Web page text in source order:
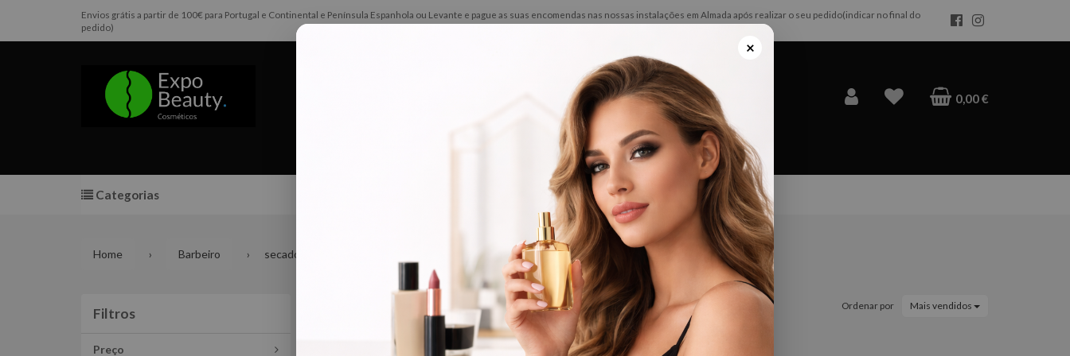
Envios grátis a partir de 100€ para Portugal e Continental e Península Espanhola ou Levante e pague as suas encomendas nas nossas instalações em Almada após realizar o seu pedido(indicar no final do
pedido)
0,00 €
Barbeiro Perfumes
Categorias
Home Barbeiro secadores
Filtros
Preço
secadores Ordenar por Mais vendidos
×